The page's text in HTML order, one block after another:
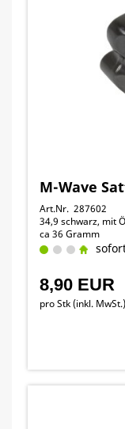
M-Wave
Art.Nr. 287602
34,9 schwarz, mit
ca 36 Gramm
8,90 EUR
pro Stk (inkl. MwSt.)